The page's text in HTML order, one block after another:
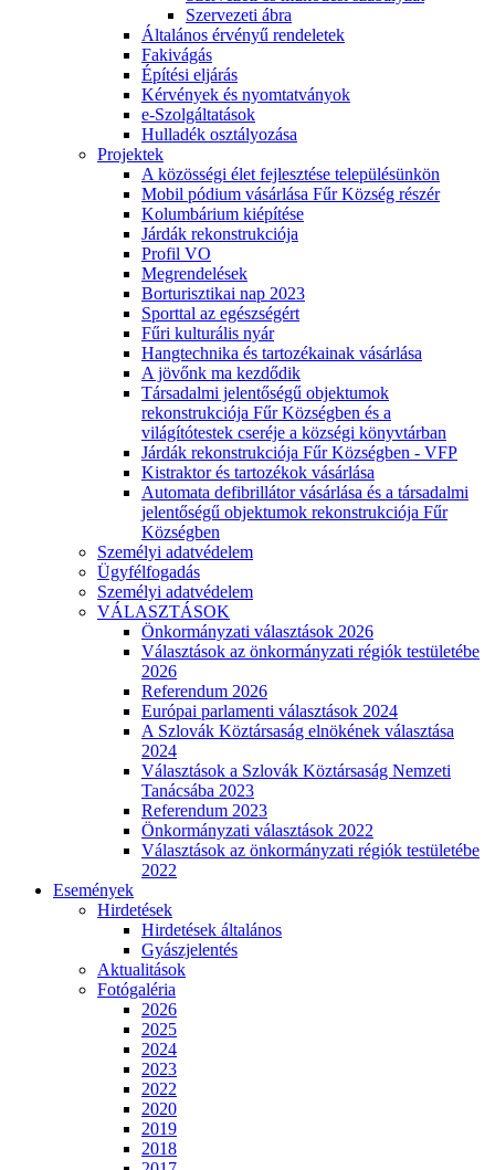
Szervezeti ábra
Általános érvényű rendeletek
Fakivágás
Építési eljárás
Kérvények és nyomtatványok
e-Szolgáltatások
Hulladék osztályozása
Projektek
A közösségi élet fejlesztése településünkön
Mobil pódium vásárlása Fűr Község részér
Kolumbárium kiépítése
Járdák rekonstrukciója
Profil VO
Megrendelések
Borturisztikai nap 2023
Sporttal az egészségért
Fűri kulturális nyár
Hangtechnika és tartozékainak vásárlása
A jövőnk ma kezdődik
Társadalmi jelentőségű objektumok
rekonstrukciója Fűr Községben és a
világítótestek cseréje a községi könyvtárban
Járdák rekonstrukciója Fűr Községben - VFP
Kistraktor és tartozékok vásárlása
Automata defibrillátor vásárlása és a társadalmi
jelentőségű objektumok rekonstrukciója Fűr
Községben
Személyi adatvédelem
Ügyfélfogadás
Személyi adatvédelem
VÁLASZTÁSOK
Önkormányzati választások 2026
Választások az önkormányzati régiók testületébe
2026
Referendum 2026
Európai parlamenti választások 2024
A Szlovák Köztársaság elnökének választása
2024
Választások a Szlovák Köztársaság Nemzeti
Tanácsába 2023
Referendum 2023
Önkormányzati választások 2022
Választások az önkormányzati régiók testületébe
2022
Események
Hirdetések
Hirdetések általános
Gyászjelentés
Aktualitások
Fotógaléria
2026
2025
2024
2023
2022
2020
2019
2018